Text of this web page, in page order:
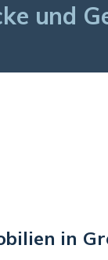
und
in